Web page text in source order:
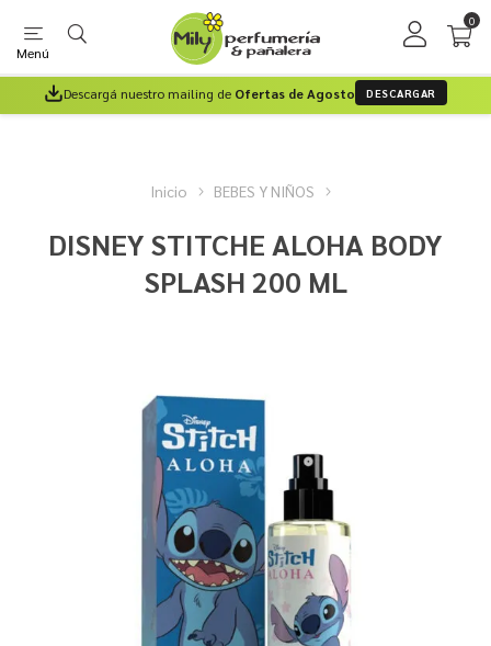
Menú
0
Descargá nuestro mailing de Ofertas de Agosto DESCARGAR
Inicio BEBES Y NIÑOS
DISNEY STITCHE ALOHA BODY
SPLASH 200 ML